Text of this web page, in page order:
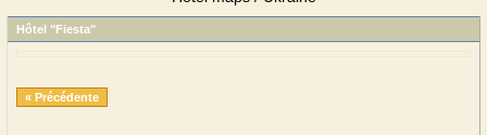
Hôtel "Fiesta"
« Précédente